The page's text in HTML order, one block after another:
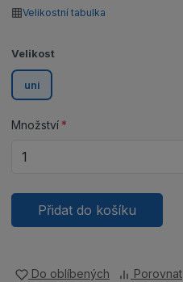
Velikostní tabulka
Velikost
uni
Množství
Přidat do košíku
Do oblíbených Porovnat